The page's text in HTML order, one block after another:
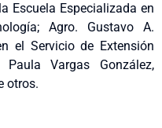
Escuela Especializada en
Agro. Gustavo A.
el Servicio de Extensión
Vargas González,
otros.